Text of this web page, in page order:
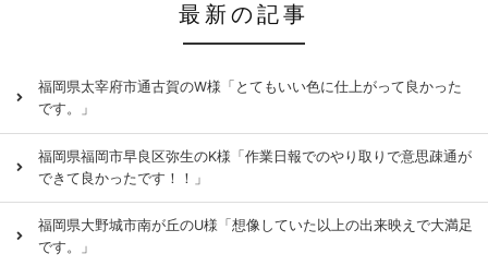
最新の記事
福岡県太宰府市通古賀のW様「とてもいい色に仕上がって良かった
です。」
福岡県福岡市早良区弥生のK様「作業日報でのやり取りで意思疎通が
できて良かったです！！」
福岡県大野城市南が丘のU様「想像していた以上の出来映えで大満足
です。」